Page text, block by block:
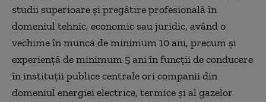
studii superioare și pregătire profesională în
domeniul tehnic, economic sau juridic, având o
vechime în muncă de minimum 10 ani, precum și
experiență de minimum 5 ani în funcții de conducere
în instituții publice centrale ori companii din
domeniul energiei electrice, termice și al gazelor